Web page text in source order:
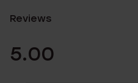
Reviews
5.00